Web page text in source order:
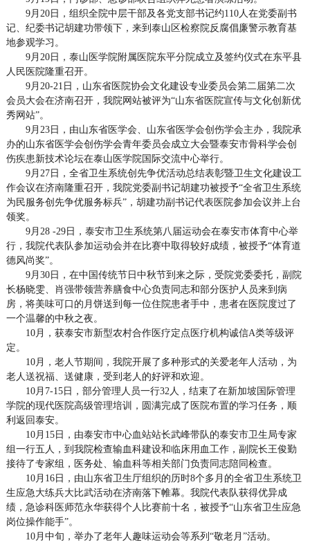
9月20日，组织全院中层干部及各党支部书记约110人在党委副书
记、纪委书记胡建功带领下，来到泰山区检察院反腐倡廉警示教育基
地参观学习。
9月20日，泰山医学院附属医院东平分院成立及签约仪式在东平县
人民医院隆重召开。
9月20-21日，山东省医院协会文化建设专业委员会第二届第二次
会员大会在济南召开，我院网站被评为“山东省医院宣传与文化创新优
秀网站”。
9月23日，由山东省医学会、山东省医学会创伤学会主办，我院承
办的山东省医学会创伤学会青年委员会成立大会暨泰安市骨科学会创
伤疾患新技术论坛在泰山医学院国际交流中心举行。
9月27日，全省卫生系统创先争优活动总结表彰暨卫生文化建设工
作会议在济南隆重召开，我院党委副书记胡建功被授予“全省卫生系统
为民服务创先争优服务标兵”，胡建功副书记代表医院参加会议并上台
领奖。
9月28 -29日，泰安市卫生系统第八届运动会在泰安市体育中心举
行，我院代表队参加运动会并在比赛中取得较好成绩，被授予“体育道
德风尚奖”。
9月30日，在中国传统节日中秋节到来之际，受院党委委托，副院
长杨晓雯、肖强带领营养膳食中心负责同志和部分医护人员来到病
房，将美味可口的月饼送到每一位住院患者手中，患者在医院度过了
一个温馨的中秋之夜。
10月，获泰安市新型农村合作医疗定点医疗机构诚信A类等级评
定。
10月，老人节期间，我院开展了多种形式的关爱老年人活动，为
老人送祝福、送健康，受到老人的好评和欢迎。
10月7-15日，部分管理人员一行32人，结束了在新加坡国际管理
学院的现代医院高级管理培训，圆满完成了医院布置的学习任务，顺
利返回泰安。
10月15日，由泰安市中心血站站长武峰带队的泰安市卫生局专家
组一行五人，到我院检查输血科建设和临床用血工作，副院长王俊勤
接待了专家组，医务处、输血科等相关部门负责同志陪同检查。
10月16日，由山东省卫生厅组织的历时8个多月的全省卫生系统卫
生应急大练兵大比武活动在济南落下帷幕。我院代表队获得优异成
绩，急诊科医师范永华获得个人比赛前十名，被授予“山东省卫生应急
岗位操作能手”。
10月中旬，举办了老年人趣味运动会等系列“敬老月”活动。